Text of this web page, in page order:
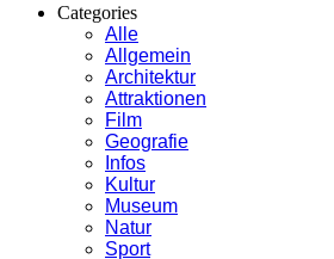
Categories
Alle
Allgemein
Architektur
Attraktionen
Film
Geografie
Infos
Kultur
Museum
Natur
Sport